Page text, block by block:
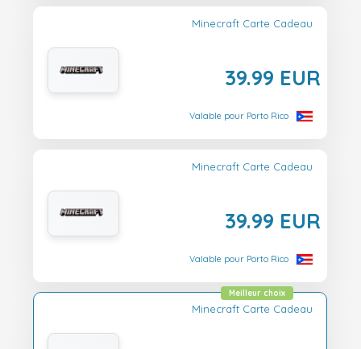
Minecraft Carte Cadeau
39.99 EUR
Valable pour Porto Rico
Minecraft Carte Cadeau
39.99 EUR
Valable pour Porto Rico
Minecraft Carte Cadeau
Meilleur choix